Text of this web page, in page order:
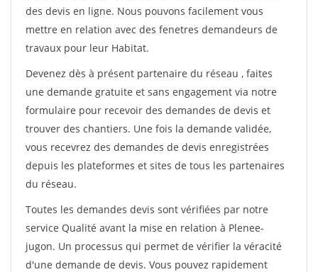
des devis en ligne. Nous pouvons facilement vous
mettre en relation avec des fenetres demandeurs de
travaux pour leur Habitat.
Devenez dès à présent partenaire du réseau , faites
une demande gratuite et sans engagement via notre
formulaire pour recevoir des demandes de devis et
trouver des chantiers. Une fois la demande validée,
vous recevrez des demandes de devis enregistrées
depuis les plateformes et sites de tous les partenaires
du réseau.
Toutes les demandes devis sont vérifiées par notre
service Qualité avant la mise en relation à Plenee-
jugon. Un processus qui permet de vérifier la véracité
d'une demande de devis. Vous pouvez rapidement